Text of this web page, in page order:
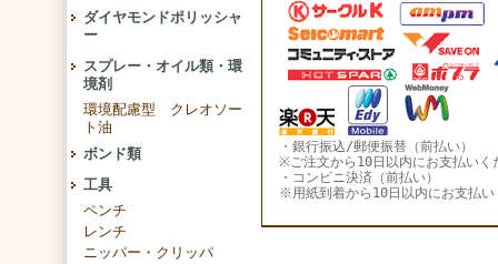
ダイヤモンドポリッシャ
ー
スプレー・オイル類・環
境剤
環境配慮型 クレオソー
ト油
ボンド類
工具
ペンチ
レンチ
ニッパー・クリッパ
・銀行振込/郵便振替（前払い）
※ご注文から10日以内にお支払いく
・コンビニ決済（前払い）
※用紙到着から10日以内にお支払い